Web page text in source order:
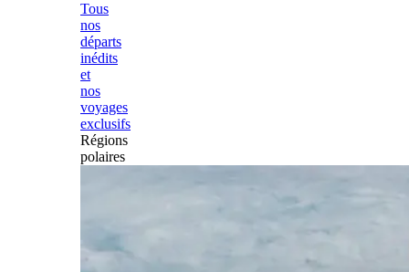
Tous
nos
départs
inédits
et
nos
voyages
exclusifs
Régions
polaires